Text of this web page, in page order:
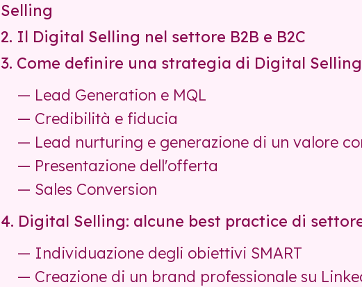
Selling
2. Il Digital Selling nel settore B2B e B2C
3. Come definire una strategia di Digital Selling
— Lead Generation e MQL
— Credibilità e fiducia
— Lead nurturing e generazione di un valore
— Presentazione dell'offerta
— Sales Conversion
4. Digital Selling: alcune best practice di
— Individuazione degli obiettivi SMART
— Creazione di un brand professionale su